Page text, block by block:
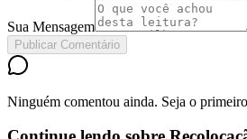
Sua Mensagem
Publicar Comentário
Ninguém comentou ainda. Seja o